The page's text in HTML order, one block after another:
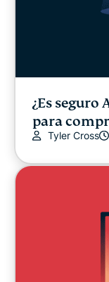
¿Es seguro
para
Tyler Cross